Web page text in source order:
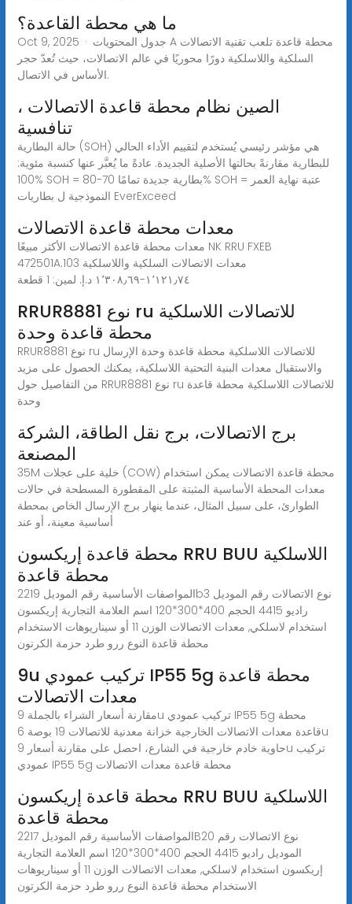
ما هي محطة القاعدة؟
Oct 9, 2025 · جدول المحتويات A محطة قاعدة تلعب تقنية الاتصالات
السلكية واللاسلكية دورًا محوريًا في عالم الاتصالات، حيث تُعدّ حجر
الأساس في الاتصال.
الصين نظام محطة قاعدة الاتصالات ،
تنافسية
حالة البطارية (SOH) هي مؤشر رئيسي يُستخدم لتقييم الأداء الحالي
للبطارية مقارنةً بحالتها الأصلية الجديدة. عادةً ما يُعبَّر عنها كنسبة مئوية:
100% SOH = بطارية جديدة تمامًا 70-80% SOH = عتبة نهاية العمر
النموذجية ل بطاريات EverExceed
معدات محطة قاعدة الاتصالات
معدات محطة قاعدة الاتصالات الأكثر مبيعًا NK RRU FXEB
472501A.103 معدات الاتصالات السلكية واللاسلكية
١٬١٢١٫٧٤-‏١٬٣٠٨٫٦٩ د.إ.‏ لمين: 1 قطعة
RRUR8881 نوع ru للاتصالات اللاسلكية
محطة قاعدة وحدة
RRUR8881 نوع ru للاتصالات اللاسلكية محطة قاعدة وحدة الإرسال
والاستقبال معدات البنية التحتية اللاسلكية، يمكنك الحصول على مزيد
من التفاصيل حول RRUR8881 نوع ru للاتصالات اللاسلكية محطة قاعدة
وحدة
برج الاتصالات، برج نقل الطاقة، الشركة
المصنعة
35M خلية على عجلات (COW) محطة قاعدة الاتصالات يمكن استخدام
معدات المحطة الأساسية المثبتة على المقطورة المسطحة في حالات
الطوارئ، على سبيل المثال، عندما ينهار برج الإرسال الخاص بمحطة
أساسية معينة، أو عند
محطة قاعدة إريكسون RRU BUU اللاسلكية
محطة قاعدة
المواصفات الأساسية رقم الموديل 2219b3 نوع الاتصالات رقم الموديل
راديو 4415 الحجم 400*300*120 اسم العلامة التجارية إريكسون
استخدام لاسلكي, معدات الاتصالات الوزن 11 أو سيناريوهات الاستخدام
محطة قاعدة النوع ررو طرد حزمة الكرتون
9u تركيب عمودي IP55 5g محطة قاعدة
معدات الاتصالات
مقارنة أسعار الشراء بالجملة 9u تركيب عمودي IP55 5g محطة
قاعدة معدات الاتصالات الخارجية خزانة معدنية للاتصالات 19 بوصة 6u
حاوية خادم خارجية في الشارع، احصل على مقارنة أسعار 9u تركيب
عمودي IP55 5g محطة قاعدة معدات الاتصالات
محطة قاعدة إريكسون RRU BUU اللاسلكية
محطة قاعدة
المواصفات الأساسية رقم الموديل 2217B20 نوع الاتصالات رقم
الموديل راديو 4415 الحجم 400*300*120 اسم العلامة التجارية
إريكسون استخدام لاسلكي, معدات الاتصالات الوزن 11 أو سيناريوهات
الاستخدام محطة قاعدة النوع ررو طرد حزمة الكرتون